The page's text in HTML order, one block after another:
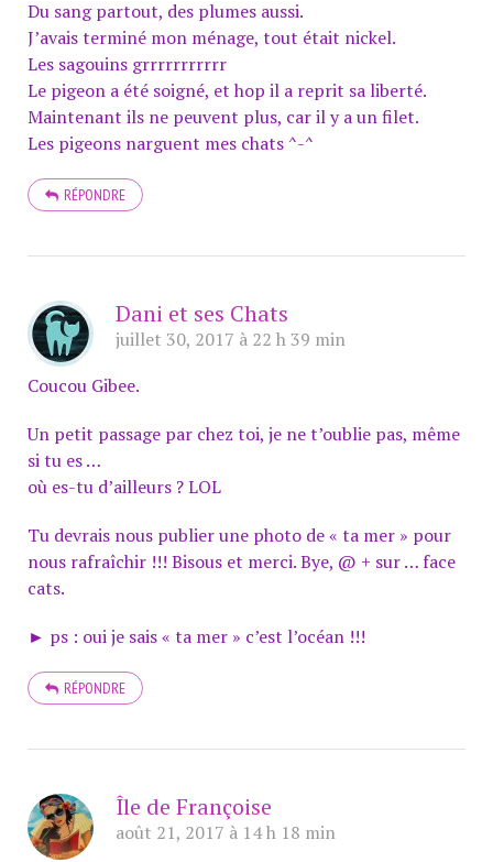
Du sang partout, des plumes aussi.
J’avais terminé mon ménage, tout était nickel.
Les sagouins grrrrrrrrrrr
Le pigeon a été soigné, et hop il a reprit sa liberté.
Maintenant ils ne peuvent plus, car il y a un filet.
Les pigeons narguent mes chats ^-^
RÉPONDRE
Dani et ses Chats
juillet 30, 2017 à 22 h 39 min
Coucou Gibee.
Un petit passage par chez toi, je ne t’oublie pas, même
si tu es …
où es-tu d’ailleurs ? LOL
Tu devrais nous publier une photo de « ta mer » pour
nous rafraîchir !!! Bisous et merci. Bye, @ + sur … face
cats.
► ps : oui je sais « ta mer » c’est l’océan !!!
RÉPONDRE
Île de Françoise
août 21, 2017 à 14 h 18 min